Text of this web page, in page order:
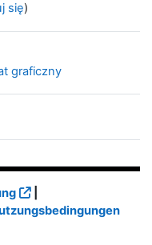
się)
graficzny